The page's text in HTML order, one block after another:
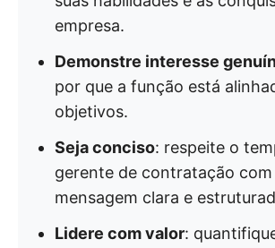
empresa.
Demonstre interesse
por que a função está
objetivos.
Seja conciso: respeite o
gerente de contratação com
mensagem clara e
Lidere com valor: